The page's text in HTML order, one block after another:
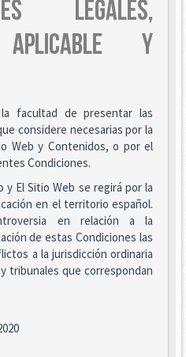
LEGALES,
APLICABLE Y
facultad de presentar las
considere necesarias por la
Web y Contenidos, o por el
Condiciones.
y El Sitio Web se regirá por la
en el territorio español.
en relación a la
de estas Condiciones las
a la jurisdicción ordinaria
tribunales que correspondan